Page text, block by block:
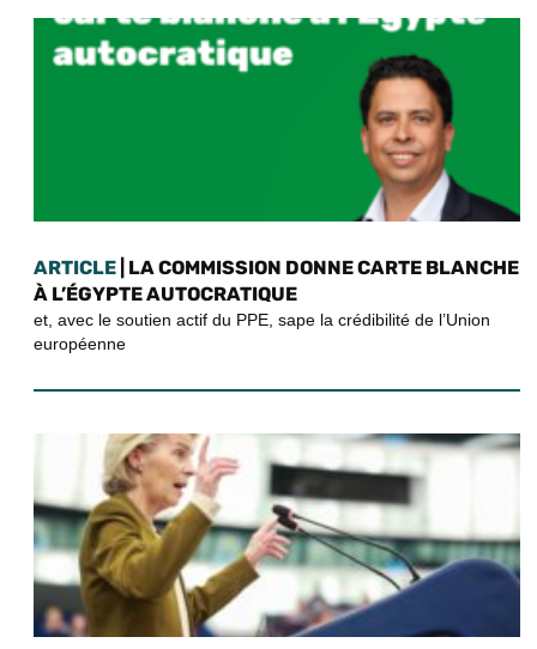
ARTICLE | LA COMMISSION DONNE CARTE BLANCHE
À L’ÉGYPTE AUTOCRATIQUE
et, avec le soutien actif du PPE, sape la crédibilité de l’Union
européenne